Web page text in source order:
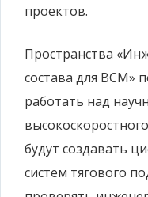
проектов.
Пространства
состава для ВСМ»
работать над
будут создавать
систем тягового